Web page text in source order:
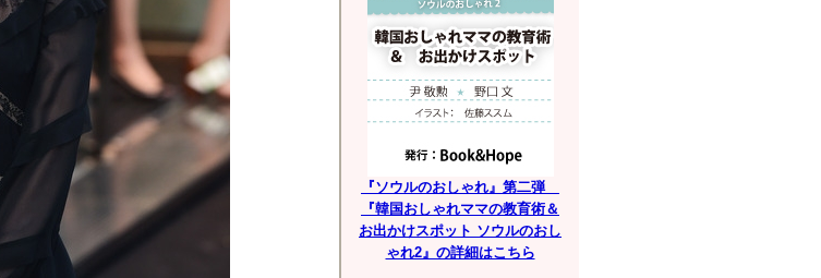
『ソウルのおしゃれ』第二弾
『韓国おしゃれママの教育術＆
お出かけスポット ソウルのおし
ゃれ2』の詳細はこちら